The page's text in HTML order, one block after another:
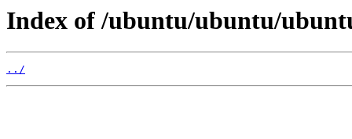
Index of /ubuntu/ubuntu/
../